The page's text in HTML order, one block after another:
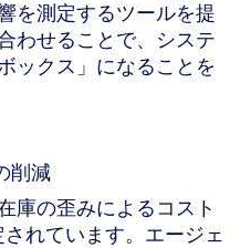
を測定するツールを提
わせることで、システ
ックス」になることを
削減
庫の歪みによるコスト
されています。エージェ